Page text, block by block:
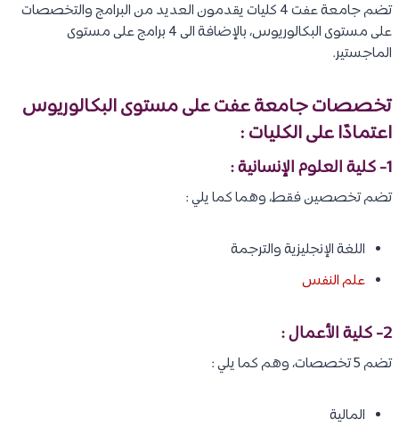
تضم جامعة عفت 4 كليات يقدمون العديد من البرامج والتخصصات
على مستوى البكالوريوس، بالإضافة الى 4 برامج على مستوى
الماجستير.
تخصصات جامعة عفت على مستوى البكالوريوس
اعتمادًا على الكليات :
1- كلية العلوم الإنسانية :
تضم تخصصين فقط، وهما كما يلي :
اللغة الإنجليزية والترجمة
علم النفس
2- كلية الأعمال :
تضم 5 تخصصات، وهم كما يلي :
المالية